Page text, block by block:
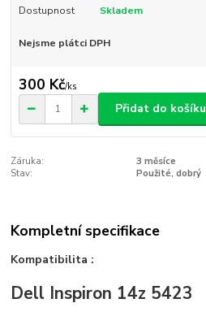
Dostupnost Skladem
Nejsme plátci DPH
300 Kč/ks
Přidat do košíku
Záruka:
3 měsíce
Stav:
Použité, dobrý
Kompletní specifikace
Kompatibilita :
Dell Inspiron 14z 5423